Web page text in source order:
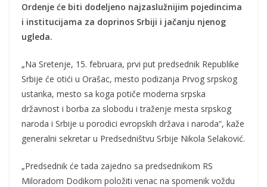
Ordenje će biti dodeljeno najzaslužnijim pojedincima
i institucijama za doprinos Srbiji i jačanju njenog
ugleda.
„Na Sretenje, 15. februara, prvi put predsednik Republike
Srbije će otići u Orašac, mesto podizanja Prvog srpskog
ustanka, mesto sa koga potiče moderna srpska
državnost i borba za slobodu i traženje mesta srpskog
naroda i Srbije u porodici evropskih država i naroda“, kaže
generalni sekretar u Predsedništvu Srbije Nikola Selaković.
„Predsednik će tada zajedno sa predsednikom RS
Miloradom Dodikom položiti venac na spomenik voždu